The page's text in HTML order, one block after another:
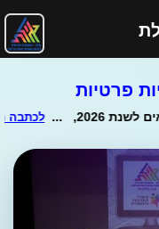
פרטיות